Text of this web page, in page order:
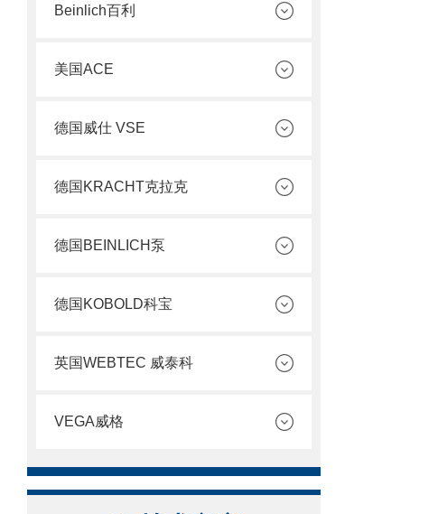
Beinlich百利
美国ACE
德国威仕 VSE
德国KRACHT克拉克
德国BEINLICH泵
德国KOBOLD科宝
英国WEBTEC 威泰科
VEGA威格